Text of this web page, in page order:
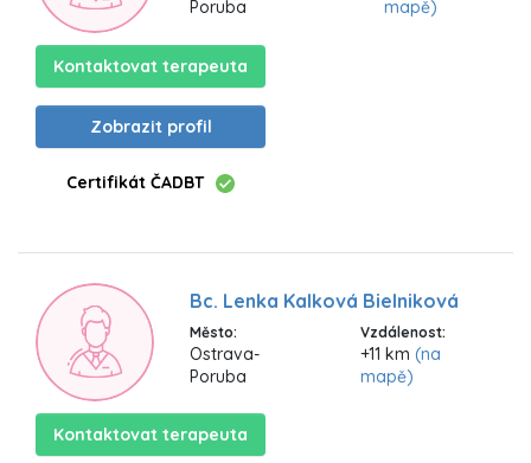
Poruba
mapě)
Kontaktovat terapeuta
Zobrazit profil
Certifikát ČADBT
Bc. Lenka Kalková Bielniková
Město:
Ostrava-
Poruba
Vzdálenost:
+11 km(na
mapě)
Kontaktovat terapeuta